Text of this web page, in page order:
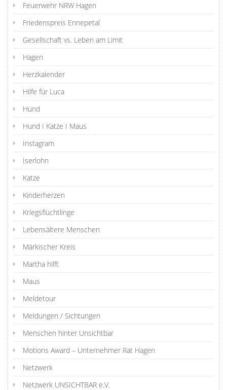
Feuerwehr NRW Hagen
Friedenspreis Ennepetal
Gesellschaft vs. Leben am Limit
Hagen
Herzkalender
Hilfe für Luca
Hund
Hund I Katze I Maus
Instagram
Iserlohn
Katze
Kinderherzen
Kriegsflüchtlinge
Lebensältere Menschen
Märkischer Kreis
Martha hilft
Maus
Meldetour
Meldungen / Sichtungen
Menschen hinter Unsichtbar
Motions Award – Unternehmer Rat Hagen
Netzwerk
Netzwerk UNSICHTBAR e.V.